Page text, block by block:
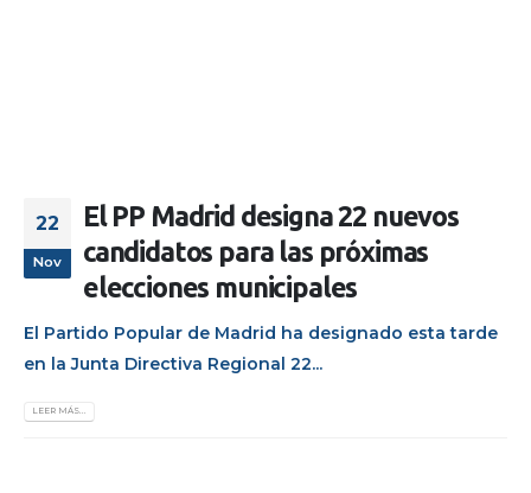
22
Nov
El PP Madrid designa 22 nuevos
candidatos para las próximas
elecciones municipales
El Partido Popular de Madrid ha designado esta tarde
en la Junta Directiva Regional 22...
LEER MÁS...